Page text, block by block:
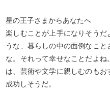
星の王子さまからあなたへ
楽しむことが上手になりそうだ
うな、暮らしの中の面倒なこ
な。それって幸せなことだよ
は、芸術や文学に親しむのも
成功しそうだ。